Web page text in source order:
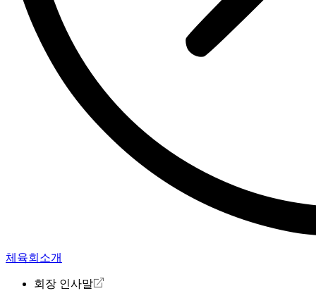
체육회소개
회장 인사말